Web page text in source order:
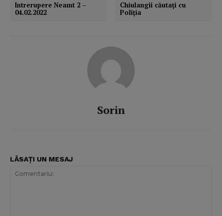
Intrerupere Neamt 2 –
04.02.2022
Chiulangii căutaţi cu
Poliţia
Sorin
LĂSAȚI UN MESAJ